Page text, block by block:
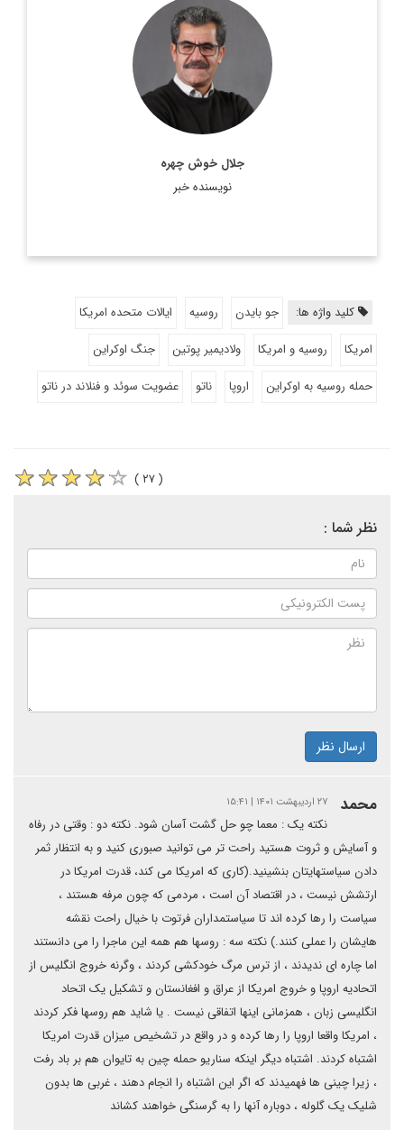
جلال خوش چهره
نویسنده خبر
روزنامه‌نگار و تحلیلگر مسائل بین‌الملل
اطلاعات بیشتر
کلید واژه ها: جو بایدن روسیه
ایالات متحده امریکا
امریکا
روسیه و امریکا ولادیمیر پوتین
جنگ اوکراین
حمله روسیه به اوکراین
اروپا ناتو عضویت سوئد و فنلاند در ناتو
( ۲۷ )
نظر شما :
ارسال نظر
محمد ۲۷ اردیبهشت ۱۴۰۱ | ۱۵:۴۱
نکته یک : معما چو حل گشت آسان شود. نکته دو : وقتی در رفاه
و آسایش و ثروت هستید راحت تر می توانید صبوری کنید و به انتظار ثمر
دادن سیاستهایتان بنشینید.(کاری که امریکا می کند، قدرت امریکا در
ارتشش نیست ، در اقتصاد آن است ، مردمی که چون مرفه هستند ،
سیاست را رها کرده اند تا سیاستمداران فرتوت با خیال راحت نقشه
هایشان را عملی کنند.) نکته سه : روسها هم همه این ماجرا را می دانستند
اما چاره ای ندیدند ، از ترس مرگ خودکشی کردند ، وگرنه خروج انگلیس از
اتحادیه اروپا و خروج امریکا از عراق و افغانستان و تشکیل یک اتحاد
انگلیسی زبان ، همزمانی اینها اتفاقی نیست . یا شاید هم روسها فکر کردند
، امریکا واقعا اروپا را رها کرده و در واقع در تشخیص میزان قدرت امریکا
اشتباه کردند. اشتباه دیگر اینکه سناریو حمله چین به تایوان هم بر باد رفت
، زیرا چینی ها فهمیدند که اگر این اشتباه را انجام دهند ، غربی ها بدون
شلیک یک گلوله ، دوباره آنها را به گرسنگی خواهند کشاند